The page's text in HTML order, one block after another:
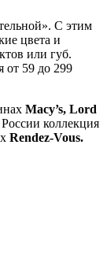
С этим
цвета и
или губ.
59 до 299
Macy’s, Lord
коллекция
Rendez-Vous.